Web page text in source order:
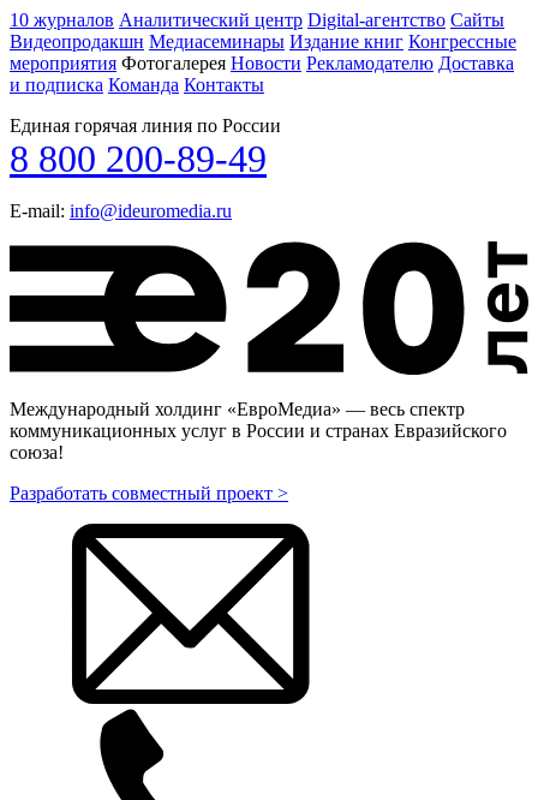
10 журналов Аналитический центр Digital-агентство Сайты
Видеопродакшн Медиасеминары Издание книг Конгрессные
мероприятия Фотогалерея Новости Рекламодателю Доставка
и подписка Команда Контакты
Единая горячая линия по России
8 800 200-89-49
E-mail: info@ideuromedia.ru
Международный холдинг «ЕвроМедиа» — весь спектр
коммуникационных услуг в России и странах Евразийского
союза!
Разработать совместный проект >